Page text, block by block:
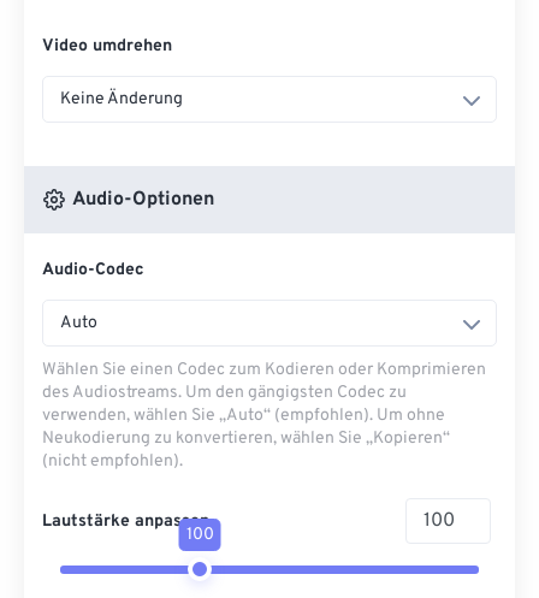
Video umdrehen
Keine Änderung
Audio-Optionen
Audio-Codec
Auto
Wählen Sie einen Codec zum Kodieren oder Komprimieren
des Audiostreams. Um den gängigsten Codec zu
verwenden, wählen Sie „Auto“ (empfohlen). Um ohne
Neukodierung zu konvertieren, wählen Sie „Kopieren“
(nicht empfohlen).
Lautstärke anpassen
100